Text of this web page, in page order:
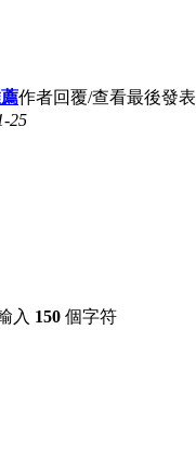
作者回覆/查看最後發表
25
入 150 個字符